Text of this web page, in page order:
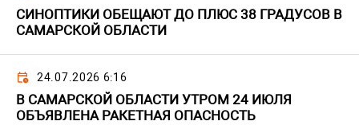
СИНОПТИКИ ОБЕЩАЮТ ДО ПЛЮС 38 ГРАДУСОВ В
САМАРСКОЙ ОБЛАСТИ
24.07.2026 6:16
В САМАРСКОЙ ОБЛАСТИ УТРОМ 24 ИЮЛЯ
ОБЪЯВЛЕНА РАКЕТНАЯ ОПАСНОСТЬ